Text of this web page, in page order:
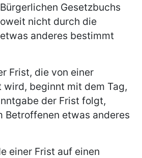
Gesetzbuchs
nicht durch die
anderes bestimmt
Frist, die von einer
wird, beginnt mit dem Tag,
der Frist folgt,
Betroffenen etwas anderes
einer Frist auf einen